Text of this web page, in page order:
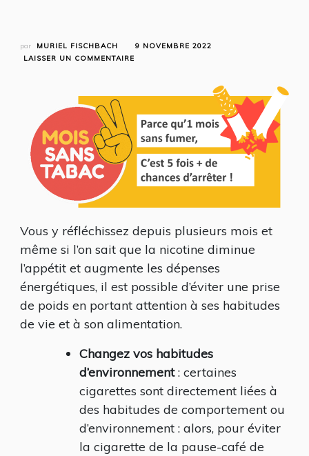
par MURIEL FISCHBACH
9 NOVEMBRE 2022
LAISSER UN COMMENTAIRE
DU
SANS
VOUS
SOUHAITEZ
VOUS
ARRÊTER
FUMER
REDOUTEZ
PRENDRE
DU
POIDS ?
SUIVEZ
CES
QUELQUES
CONSEILS…
Vous y réfléchissez depuis plusieurs mois et
même si l’on sait que la nicotine diminue
l’appétit et augmente les dépenses
énergétiques, il est possible d’éviter une prise
de poids en portant attention à ses habitudes
de vie et à son alimentation.
Changez vos habitudes
d’environnement: certaines
cigarettes sont directement liées à
des habitudes de comportement ou
d’environnement : alors, pour éviter
la cigarette de la pause-café de